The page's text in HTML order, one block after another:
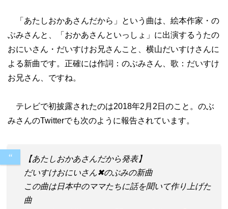
「あたしおかあさんだから」という曲は、絵本作家・の
ぶみさんと、「おかあさんといっしょ」に出演するうたの
おにいさん・だいすけお兄さんこと、横山だいすけさんに
よる新曲です。正確には作詞：のぶみさん、歌：だいすけ
お兄さん、ですね。
テレビで初披露されたのは2018年2月2日のこと。のぶ
みさんのTwitterでも次のように報告されています。
【あたしおかあさんだから発表】
だいすけおにいさん✖︎のぶみの新曲
この曲は日本中のママたちに話を聞いて作り上げた
曲